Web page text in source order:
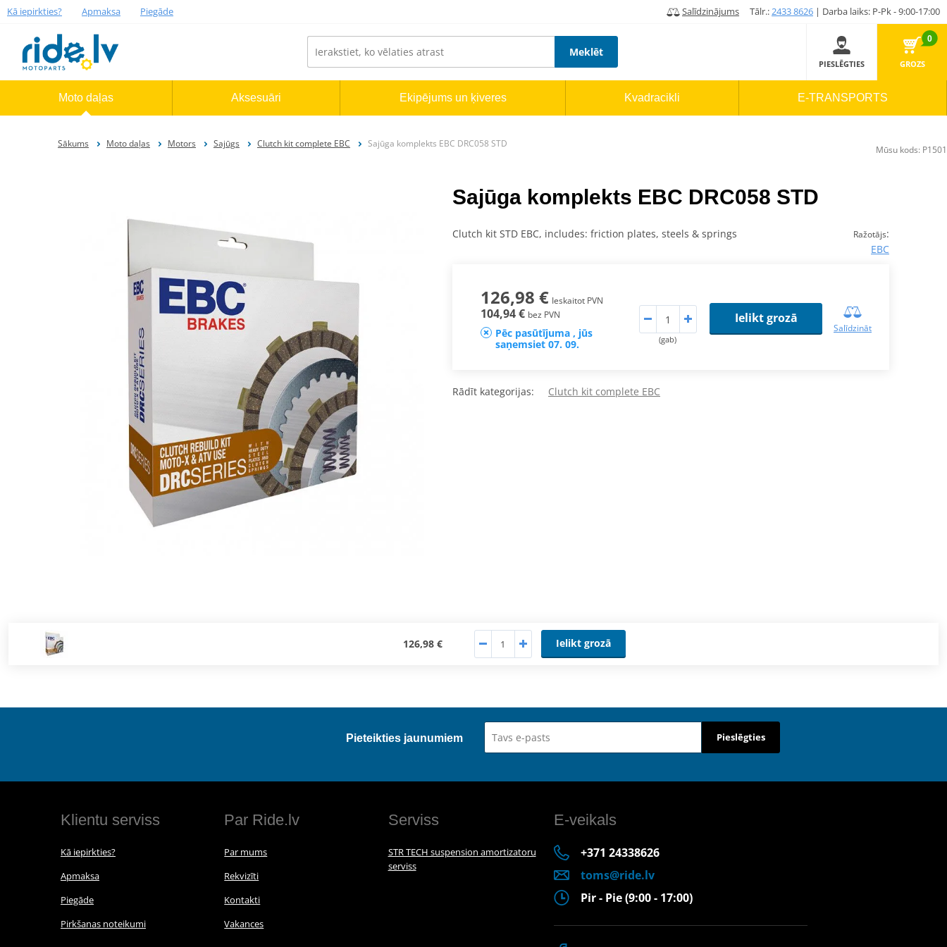
Kā iepirkties? Apmaksa Piegāde Salīdzinājums Tālr.:2433 8626 | Darba laiks: P-Pk - 9:00-17:00
Meklēt
PIESLĒGTIES
0
GROZS
Moto daļas Aksesuāri Ekipējums un ķiveres Kvadracikli E-TRANSPORTS
Sākums Moto daļas Motors Sajūgs Clutch kit complete EBC Sajūga komplekts EBC DRC058 STD
Sajūga komplekts EBC DRC058 STD
Ražotājs:
EBC
Clutch kit STD EBC, includes: friction plates, steels & springs
126,98 € Ieskaitot PVN
104,94 € bez PVN
Pēc pasūtījuma , jūs
saņemsiet 07. 09.
(gab)
Ielikt grozā
Salīdzināt
Rādīt kategorijas: Clutch kit complete EBC
126,98 € Ielikt grozā
Mūsu kods: P1501
Pieteikties jaunumiem Pieslēgties
Klientu serviss
Kā iepirkties?
Apmaksa
Piegāde
Pirkšanas noteikumi
Par Ride.lv
Par mums
Rekvizīti
Kontakti
Vakances
Serviss
STR TECH suspension amortizatoru
serviss
E-veikals
+371 24338626
toms@ride.lv
Pir - Pie (9:00 - 17:00)